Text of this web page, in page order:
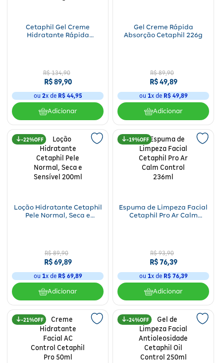
Cetaphil Gel Creme
Hidratante Rápida
R$ 134,90
R$89,90
ou 2x de R$ 44,95
Adicionar
Gel Creme Rápida
Absorção Cetaphil 226g
R$ 89,90
R$49,89
ou 1x de R$ 49,89
Adicionar
22%
Loção Hidratante Cetaphil
Pele Normal, Seca e
R$ 89,90
R$69,89
ou 1x de R$ 69,89
Adicionar
19%
Espuma de Limpeza Facial
Cetaphil Pro Ar Calm
R$ 93,90
R$76,39
ou 1x de R$ 76,39
Adicionar
21% 24%